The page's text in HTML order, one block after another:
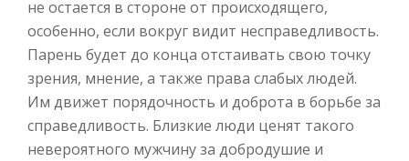
не остается в стороне от происходящего,
особенно, если вокруг видит несправедливость.
Парень будет до конца отстаивать свою точку
зрения, мнение, а также права слабых людей.
Им движет порядочность и доброта в борьбе за
справедливость. Близкие люди ценят такого
невероятного мужчину за добродушие и